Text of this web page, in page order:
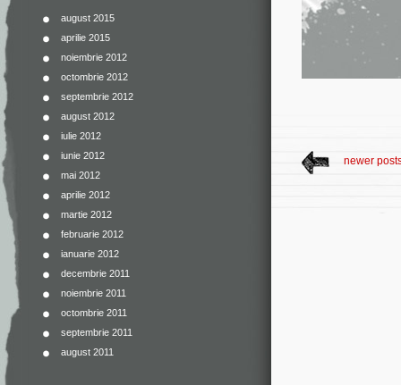
august 2015
aprilie 2015
noiembrie 2012
octombrie 2012
septembrie 2012
august 2012
iulie 2012
iunie 2012
mai 2012
aprilie 2012
martie 2012
februarie 2012
ianuarie 2012
decembrie 2011
noiembrie 2011
octombrie 2011
septembrie 2011
august 2011
newer